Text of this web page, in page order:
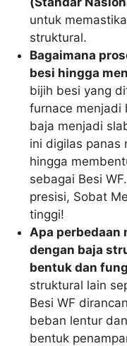
untuk
struktural.
Bagaimana
besi hingga
bijih besi yang
furnace menjadi
baja menjadi
ini digilas panas
hingga
sebagai Besi
presisi, Sobat
tinggi!
Apa perbedaan
dengan baja
bentuk dan
struktural lain
Besi WF
beban lentur
bentuk